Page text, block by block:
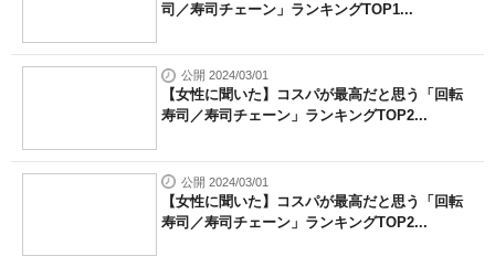
司／寿司チェーン」ランキングTOP1...
公開 2024/03/01
【女性に聞いた】コスパが最高だと思う「回転
寿司／寿司チェーン」ランキングTOP2...
公開 2024/03/01
【女性に聞いた】コスパが最高だと思う「回転
寿司／寿司チェーン」ランキングTOP2...